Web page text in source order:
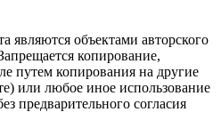
являются объектами авторского
копирование,
путем копирования на другие
или любое иное использование
предварительного согласия